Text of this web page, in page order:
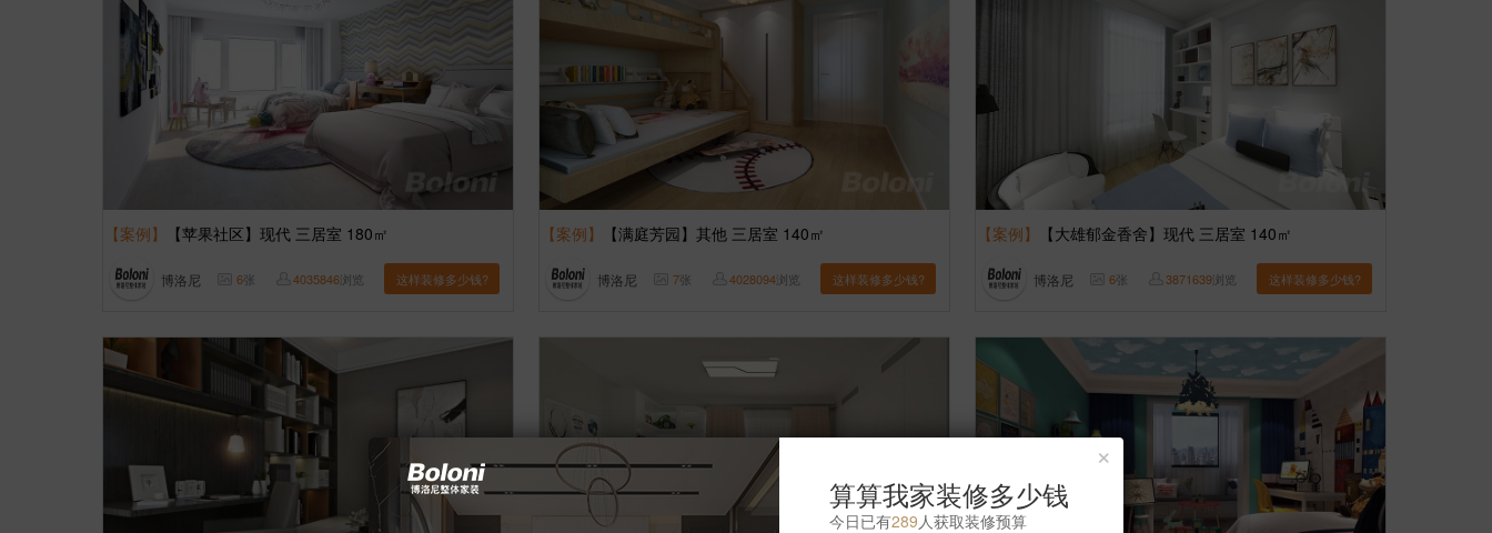
【案例】 【苹果社区】现代 三居室 180㎡
博洛尼 6张 4035846浏览 这样装修多少钱?
【案例】 【满庭芳园】其他 三居室 140㎡
博洛尼 7张 4028094浏览 这样装修多少钱?
【案例】 【大雄郁金香舍】现代 三居室 140㎡
博洛尼 6张 3871639浏览 这样装修多少钱?
×
算算我家装修多少钱
今日已有289 人获取装修预算